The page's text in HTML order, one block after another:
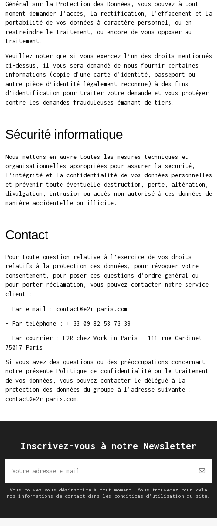
Général sur la Protection des Données, vous pouvez à tout
moment demander l’accès, la rectification, l’effacement et la
portabilité de vos données à caractère personnel, ou en
restreindre le traitement, ou encore de vous opposer au
traitement.
Veuillez noter que si vous exercez l’un des droits mentionnés
ci-dessus, il vous sera demandé de nous fournir certaines
informations (copie d’une carte d’identité, passeport ou
autre pièce d’identité légalement reconnue) à des fins
d’identification pour traiter votre demande et vous protéger
contre les demandes frauduleuses émanant de tiers.
Sécurité informatique
Nous mettons en œuvre toutes les mesures techniques et
organisationnelles appropriées pour assurer la sécurité,
l’intégrité et la confidentialité de vos données personnelles
et prévenir toute éventuelle destruction, perte, altération,
divulgation, intrusion ou accès non autorisé à ces données de
manière accidentelle ou illicite.
Contact
Pour toute question relative à l’exercice de vos droits
relatifs à la protection des données, pour révoquer votre
consentement, pour poser des questions d’ordre général ou
pour porter réclamation, vous pouvez contacter notre service
client :
- Par e-mail : contact@e2r-paris.com
- Par téléphone : + 33 09 82 58 73 39
- Par courrier : E2R chez Work in Paris – 111 rue Cardinet –
75017 Paris
Si vous avez des questions ou des préoccupations concernant
notre présente Politique de confidentialité ou le traitement
de vos données, vous pouvez contacter le délégué à la
protection des données du groupe à l’adresse suivante :
contact@e2r-paris.com.
Inscrivez-vous à notre Newsletter
Vous pouvez vous désinscrire à tout moment. Vous trouverez pour cela
nos informations de contact dans les conditions d'utilisation du site.